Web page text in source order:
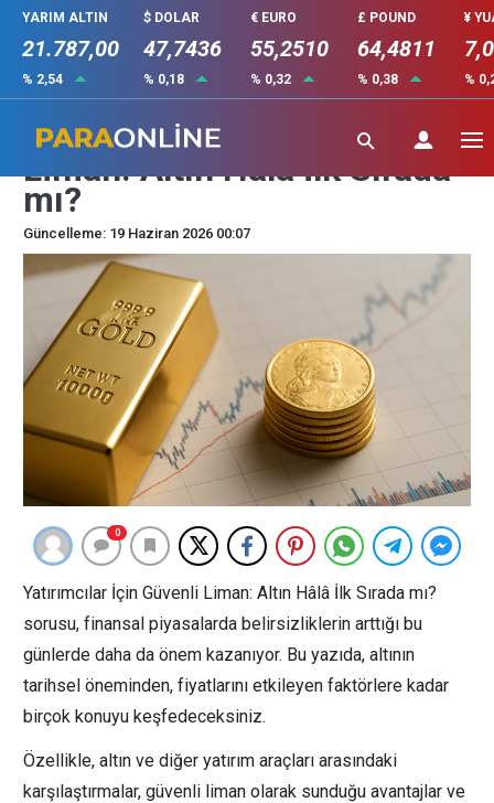
YARIM ALTIN
21.787,00
% 2,54
$ DOLAR
47,7436
% 0,18
€ EURO
55,2510
% 0,32
£ POUND
64,4811
% 0,38
¥
%
Yatırımcılar İçin Güvenli
Liman: Altın Hâlâ İlk Sırada
mı?
Güncelleme: 19 Haziran 2026 00:07
0
Yatırımcılar İçin Güvenli Liman: Altın Hâlâ İlk Sırada mı?
sorusu, finansal piyasalarda belirsizliklerin arttığı bu
günlerde daha da önem kazanıyor. Bu yazıda, altının
tarihsel öneminden, fiyatlarını etkileyen faktörlere kadar
birçok konuyu keşfedeceksiniz.
Özellikle, altın ve diğer yatırım araçları arasındaki
karşılaştırmalar, güvenli liman olarak sunduğu avantajlar ve